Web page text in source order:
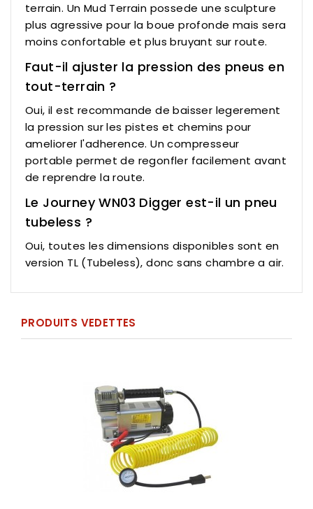
terrain. Un Mud Terrain possede une sculpture
plus agressive pour la boue profonde mais sera
moins confortable et plus bruyant sur route.
Faut-il ajuster la pression des pneus en
tout-terrain ?
Oui, il est recommande de baisser legerement
la pression sur les pistes et chemins pour
ameliorer l'adherence. Un compresseur
portable permet de regonfler facilement avant
de reprendre la route.
Le Journey WN03 Digger est-il un pneu
tubeless ?
Oui, toutes les dimensions disponibles sont en
version TL (Tubeless), donc sans chambre a air.
PRODUITS VEDETTES